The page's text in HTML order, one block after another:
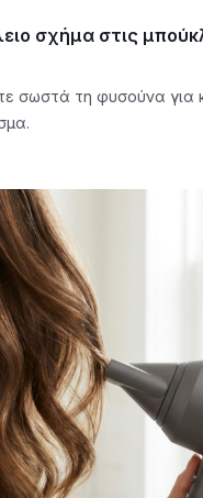
σχήμα στις
σωστά τη φυσούνα για